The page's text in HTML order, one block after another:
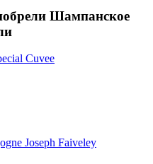
Шампанское